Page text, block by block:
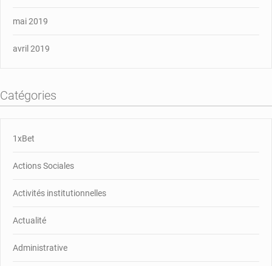
mai 2019
avril 2019
Catégories
1xBet
Actions Sociales
Activités institutionnelles
Actualité
Administrative